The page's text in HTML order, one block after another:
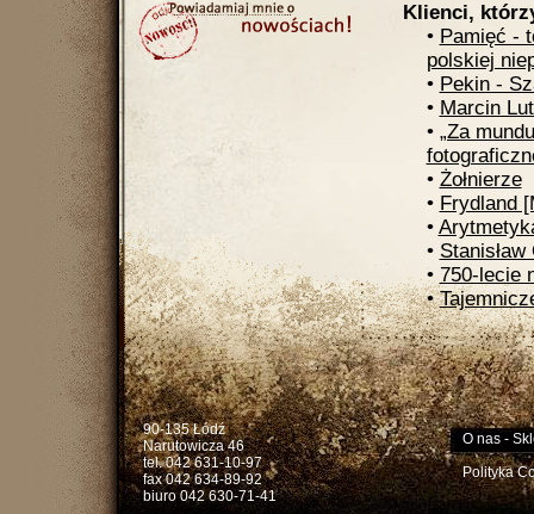
Klienci,
• Pamięć -
polskiej
• Pekin -
• Marcin
• „Za
• Żołnierze
• Frydland
•
•
• 750-lecie
•
90-135 Łódź
Narutowicza 46
tel. 042 631-10-97
fax 042 634-89-92
biuro 042 630-71-41
O nas-
Polityka